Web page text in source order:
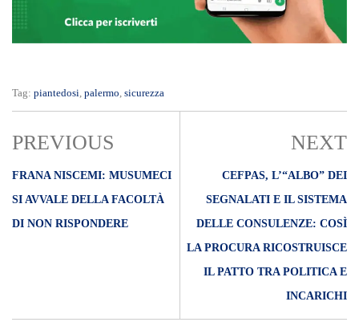
Tag: piantedosi palermo sicurezza
PREVIOUS
FRANA NISCEMI: MUSUMECI
SI AVVALE DELLA FACOLTÀ
DI NON RISPONDERE
NEXT
CEFPAS, L’“ALBO” DEI
SEGNALATI E IL SISTEMA
DELLE CONSULENZE: COSÌ
LA PROCURA RICOSTRUISCE
IL PATTO TRA POLITICA E
INCARICHI